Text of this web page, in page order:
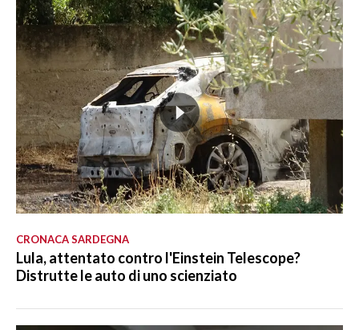
CRONACA SARDEGNA
Lula, attentato contro l'Einstein Telescope?
Distrutte le auto di uno scienziato